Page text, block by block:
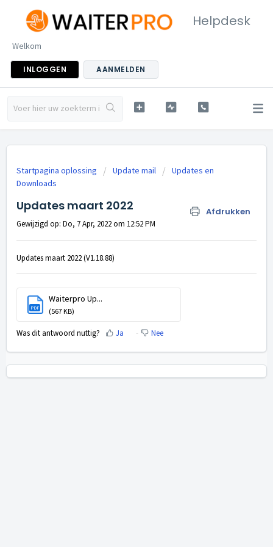
Helpdesk
Welkom
INLOGGEN AANMELDEN
Startpagina oplossing Update mail
Updates en
Downloads
Updates maart 2022 Afdrukken
Gewijzigd op: Do, 7 Apr, 2022 om 12:52 PM
Updates maart 2022 (V1.18.88)
PDF
Waiterpro Up...
(567 KB)
Was dit antwoord nuttig? Ja Nee